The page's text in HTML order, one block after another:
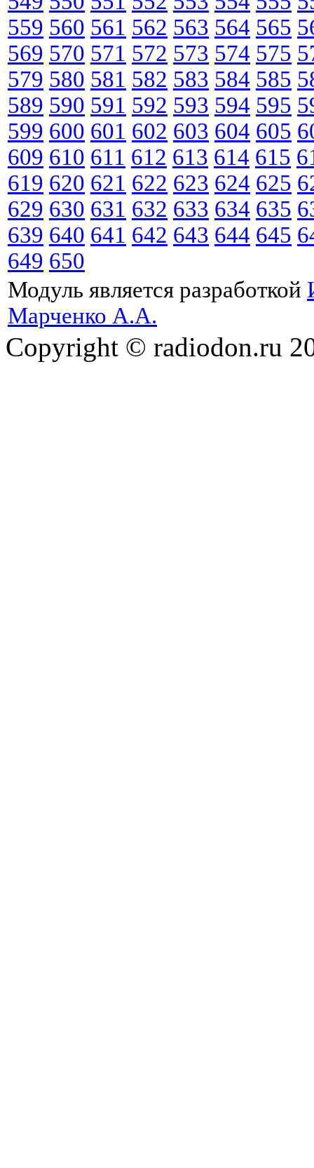
559 560 561 562 563 564 565
569 570 571 572 573 574 575
579 580 581 582 583 584 585
589 590 591 592 593 594 595
599 600 601 602 603 604 605
609 610 611 612 613 614 615
619 620 621 622 623 624 625
629 630 631 632 633 634 635
639 640 641 642 643 644 645
649 650
Модуль является разработкой
Марченко А.А.
Copyright © radiodon.ru